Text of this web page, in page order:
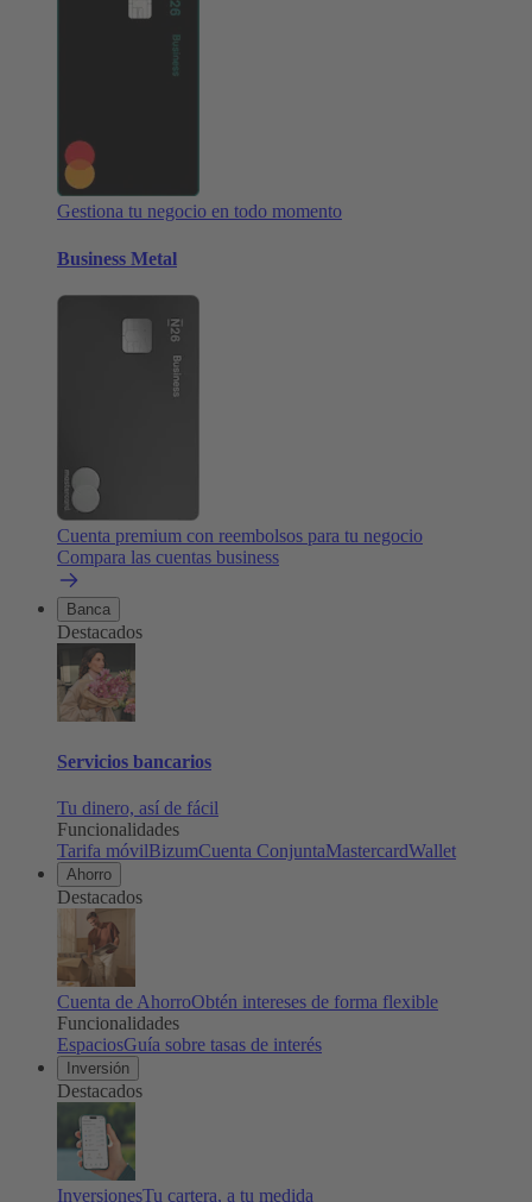
Gestiona tu negocio en todo momento
Business Metal
Cuenta premium con reembolsos para tu negocio
Compara las cuentas business
Banca
Destacados
Servicios bancarios
Tu dinero, así de fácil
Funcionalidades
Tarifa móvilBizumCuenta ConjuntaMastercardWallet
Ahorro
Destacados
Cuenta de AhorroObtén intereses de forma flexible
Funcionalidades
EspaciosGuía sobre tasas de interés
Inversión
Destacados
InversionesTu cartera, a tu medida